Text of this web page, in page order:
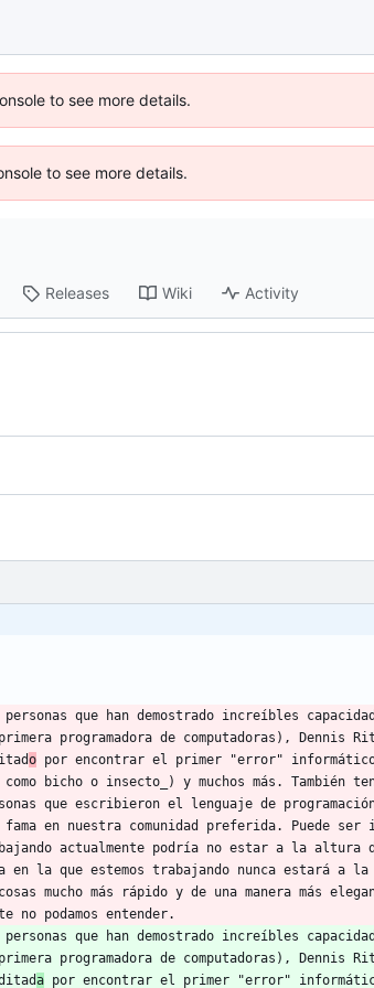
to see more details.
to see more details.
Releases Wiki Activity
que han demostrado increíbles
programadora de computadoras),
o por encontrar el primer "error"
bicho o insecto_) y muchos más. También
que escribieron el lenguaje de
en nuestra comunidad preferida. Puede ser
actualmente podría no estar a la altura
la que estemos trabajando nunca estará a
mucho más rápido y de una manera más
que han demostrado increíbles
programadora de computadoras),
a por encontrar el primer "error" informático